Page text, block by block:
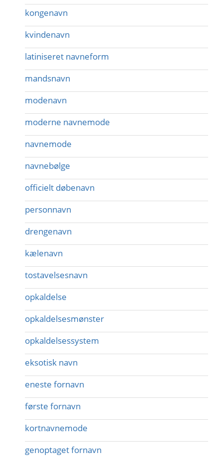
kongenavn
kvindenavn
latiniseret navneform
mandsnavn
modenavn
moderne navnemode
navnemode
navnebølge
officielt døbenavn
personnavn
drengenavn
kælenavn
tostavelsesnavn
opkaldelse
opkaldelsesmønster
opkaldelsessystem
eksotisk navn
eneste fornavn
første fornavn
kortnavnemode
genoptaget fornavn